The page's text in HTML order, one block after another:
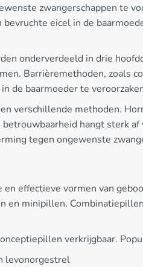
zwangerschappen te
eicel in de
onderverdeeld in drie
Barrièremethoden, zoals
baarmoeder te
verschillende methoden.
hangt sterk
tegen ongewenste
effectieve vormen van
minipillen.
verkrijgbaar.
levonorgestrel